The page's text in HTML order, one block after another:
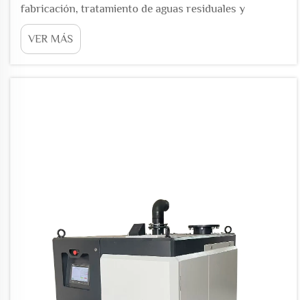
fabricación, tratamiento de aguas residuales y
climatización (HVAC) luchan constantemente contra la
contaminación acústica generada por los sistemas
tradicionales de sopladores. La revolucionaria
VER MÁS